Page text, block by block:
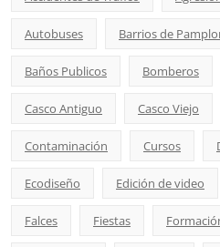
Autobuses Barrios de
Baños Publicos Bomberos
Casco Antiguo Casco Viejo
Contaminación Cursos
Ecodiseño Edición de video
Falces Fiestas